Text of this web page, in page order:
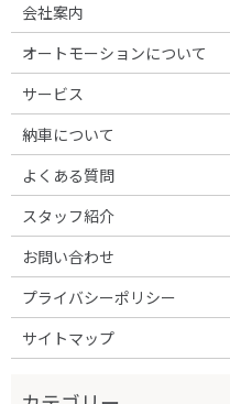
会社案内
オートモーションについて
サービス
納車について
よくある質問
スタッフ紹介
お問い合わせ
プライバシーポリシー
サイトマップ